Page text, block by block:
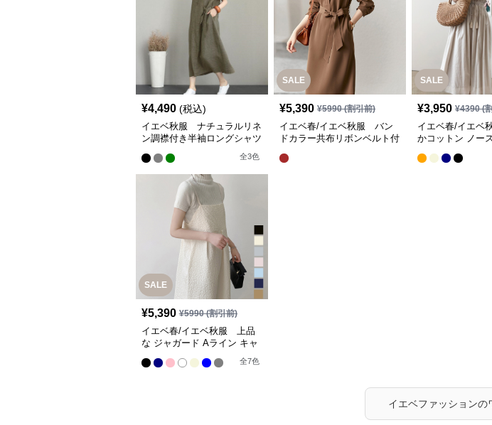
¥4,490 (税込)
イエベ秋服 ナチュラルリネ
ン調襟付き半袖ロングシャツ
全3色
SALE
¥5,390 ¥5990(割引前)
イエベ春/イエベ秋服 バン
ドカラー共布リボンベルト付
SALE
¥3,950 ¥4390(
イエベ春/イエベ
かコットン ノー
SALE
¥5,390 ¥5990(割引前)
イエベ春/イエベ秋服 上品
な ジャガード Aライン キャ
全7色
イエベファッションの